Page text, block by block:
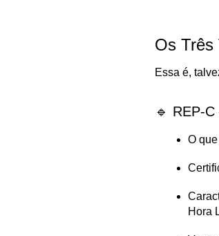
Os Três
Essa é,
🔹 REP-
O
Hora